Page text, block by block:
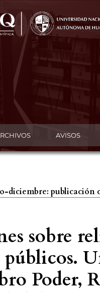
AVISOS
diciembre: publicación
sobre
públicos.
Poder,